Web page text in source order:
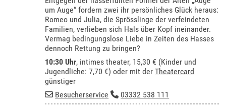
um Auge“ fordern zwei ihr persönliches Glück heraus:
Romeo und Julia, die Sprösslinge der verfeindeten
Familien, verlieben sich Hals über Kopf ineinander.
Vermag bedingungslose Liebe in Zeiten des Hasses
dennoch Rettung zu bringen?
10:30 Uhr, intimes theater, 15,30 € (Kinder und
Jugendliche: 7,70 €) oder mit derTheatercard
günstiger
Besucherservice
03332 538 111